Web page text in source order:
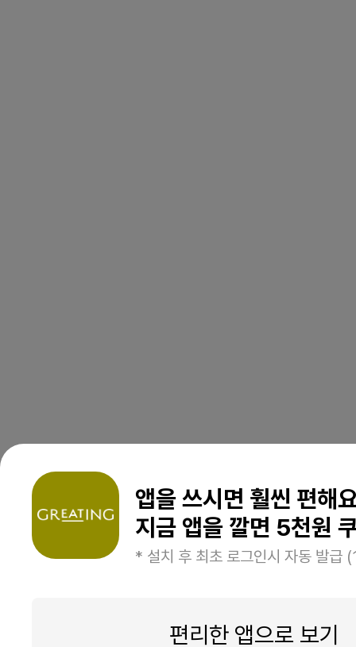
앱을 쓰시면 훨씬 편해
지금 앱을 깔면 5천원
* 설치 후 최초 로그인시 자동 발급
편리한 앱으로 보기